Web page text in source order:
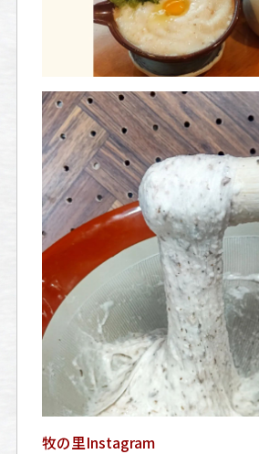
牧の里Instagram